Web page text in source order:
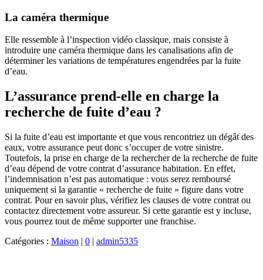
La caméra thermique
Elle ressemble à l’inspection vidéo classique, mais consiste à
introduire une caméra thermique dans les canalisations afin de
déterminer les variations de températures engendrées par la fuite
d’eau.
L’assurance prend-elle en charge la
recherche de fuite d’eau ?
Si la fuite d’eau est importante et que vous rencontriez un dégât des
eaux, votre assurance peut donc s’occuper de votre sinistre.
Toutefois, la prise en charge de la rechercher de la recherche de fuite
d’eau dépend de votre contrat d’assurance habitation. En effet,
l’indemnisation n’est pas automatique : vous serez remboursé
uniquement si la garantie « recherche de fuite » figure dans votre
contrat. Pour en savoir plus, vérifiez les clauses de votre contrat ou
contactez directement votre assureur. Si cette garantie est y incluse,
vous pourrez tout de même supporter une franchise.
Catégories : Maison | 0 | admin5335